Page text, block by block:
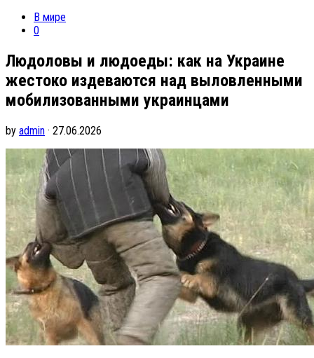
В мире
0
Людоловы и людоеды: как на Украине
жестоко издеваются над выловленными
мобилизованными украинцами
by admin · 27.06.2026